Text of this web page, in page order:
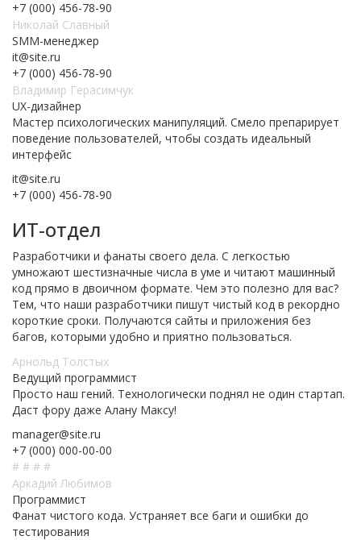
+7 (000) 456-78-90
Николай Славный
SMM-менеджер
it@site.ru
+7 (000) 456-78-90
Владимир Герасимчук
UX-дизайнер
Мастер психологических манипуляций. Смело препарирует
поведение пользователей, чтобы создать идеальный
интерфейс
it@site.ru
+7 (000) 456-78-90
ИТ-отдел
Разработчики и фанаты своего дела. С легкостью
умножают шестизначные числа в уме и читают машинный
код прямо в двоичном формате. Чем это полезно для вас?
Тем, что наши разработчики пишут чистый код в рекордно
короткие сроки. Получаются сайты и приложения без
багов, которыми удобно и приятно пользоваться.
Арнольд Толстых
Ведущий программист
Просто наш гений. Технологически поднял не один стартап.
Даст фору даже Алану Максу!
manager@site.ru
+7 (000) 000-00-00
# # # #
Аркадий Любимов
Программист
Фанат чистого кода. Устраняет все баги и ошибки до
тестирования